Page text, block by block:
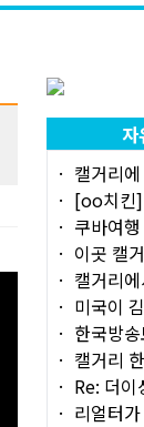
캘거리
[oo치킨]
쿠바여
이곳 캘
캘거리
미국이
한국방
캘거리
Re: 더이
리얼터